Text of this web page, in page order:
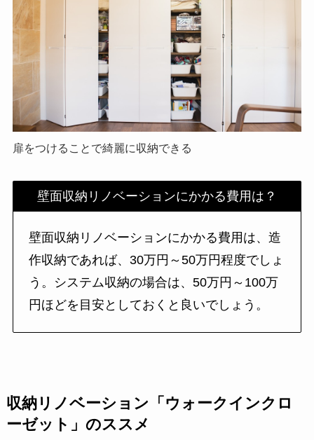
扉をつけることで綺麗に収納できる
壁面収納リノベーションにかかる費用は？
壁面収納リノベーションにかかる費用は、造
作収納であれば、30万円～50万円程度でしょ
う。システム収納の場合は、50万円～100万
円ほどを目安としておくと良いでしょう。
収納リノベーション「ウォークインクロ
ーゼット」のススメ